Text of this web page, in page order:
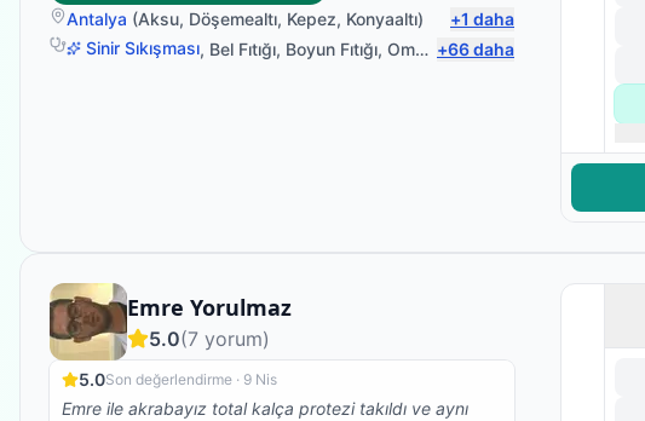
Antalya (Aksu, Döşemealtı, Kepez, Konyaaltı) +1 daha
Sinir Sıkışması, Bel Fıtığı, Boyun Fıtığı, Omuz Bağ Yaralanması +66daha
Emre Yorulmaz
Fizyoterapist
5.0(7 yorum)
5.0Son değerlendirme · 9 Nis
Emre ile akrabayız total kalça protezi takıldı ve aynı